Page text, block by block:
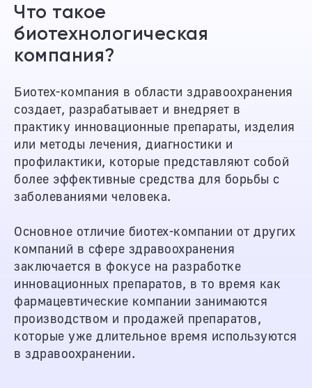
Что такое
биотехнологическая
компания?
Биотех-компания в области здравоохранения
создает, разрабатывает и внедряет в
практику инновационные препараты, изделия
или методы лечения, диагностики и
профилактики, которые представляют собой
более эффективные средства для борьбы с
заболеваниями человека.
Основное отличие биотех-компании от других
компаний в сфере здравоохранения
заключается в фокусе на разработке
инновационных препаратов, в то время как
фармацевтические компании занимаются
производством и продажей препаратов,
которые уже длительное время используются
в здравоохранении.